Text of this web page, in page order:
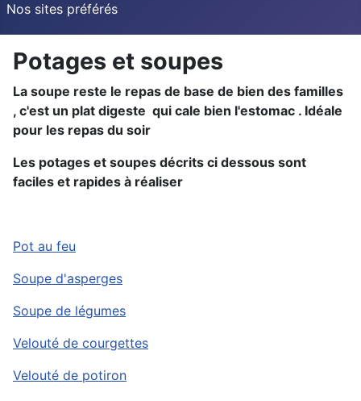
Nos sites préférés
Potages et soupes
La soupe reste le repas de base de bien des familles
, c'est un plat digeste qui cale bien l'estomac . Idéale
pour les repas du soir
Les potages et soupes décrits ci dessous sont
faciles et rapides à réaliser
Pot au feu
Soupe d'asperges
Soupe de légumes
Velouté de courgettes
Velouté de potiron